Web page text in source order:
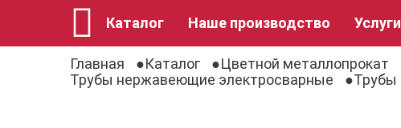
Каталог Наше производство Услуги
Главная
Каталог Цветной металлопрокат
Трубы нержавеющие электросварные
Трубы